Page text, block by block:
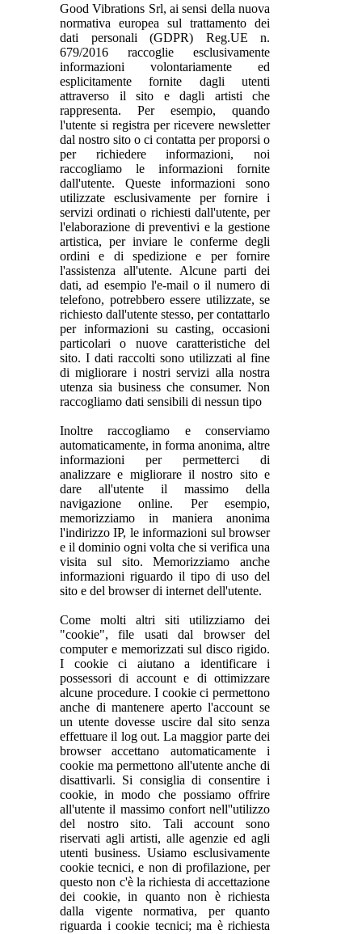
Good Vibrations Srl, ai sensi della nuova
normativa europea sul trattamento dei
dati personali (GDPR) Reg.UE n.
679/2016 raccoglie esclusivamente
informazioni volontariamente ed
esplicitamente fornite dagli utenti
attraverso il sito e dagli artisti che
rappresenta. Per esempio, quando
l'utente si registra per ricevere newsletter
dal nostro sito o ci contatta per proporsi o
per richiedere informazioni, noi
raccogliamo le informazioni fornite
dall'utente. Queste informazioni sono
utilizzate esclusivamente per fornire i
servizi ordinati o richiesti dall'utente, per
l'elaborazione di preventivi e la gestione
artistica, per inviare le conferme degli
ordini e di spedizione e per fornire
l'assistenza all'utente. Alcune parti dei
dati, ad esempio l'e-mail o il numero di
telefono, potrebbero essere utilizzate, se
richiesto dall'utente stesso, per contattarlo
per informazioni su casting, occasioni
particolari o nuove caratteristiche del
sito. I dati raccolti sono utilizzati al fine
di migliorare i nostri servizi alla nostra
utenza sia business che consumer. Non
raccogliamo dati sensibili di nessun tipo
Inoltre raccogliamo e conserviamo
automaticamente, in forma anonima, altre
informazioni per permetterci di
analizzare e migliorare il nostro sito e
dare all'utente il massimo della
navigazione online. Per esempio,
memorizziamo in maniera anonima
l'indirizzo IP, le informazioni sul browser
e il dominio ogni volta che si verifica una
visita sul sito. Memorizziamo anche
informazioni riguardo il tipo di uso del
sito e del browser di internet dell'utente.
Come molti altri siti utilizziamo dei
"cookie", file usati dal browser del
computer e memorizzati sul disco rigido.
I cookie ci aiutano a identificare i
possessori di account e di ottimizzare
alcune procedure. I cookie ci permettono
anche di mantenere aperto l'account se
un utente dovesse uscire dal sito senza
effettuare il log out. La maggior parte dei
browser accettano automaticamente i
cookie ma permettono all'utente anche di
disattivarli. Si consiglia di consentire i
cookie, in modo che possiamo offrire
all'utente il massimo confort nell''utilizzo
del nostro sito. Tali account sono
riservati agli artisti, alle agenzie ed agli
utenti business. Usiamo esclusivamente
cookie tecnici, e non di profilazione, per
questo non c'è la richiesta di accettazione
dei cookie, in quanto non è richiesta
dalla vigente normativa, per quanto
riguarda i cookie tecnici; ma è richiesta